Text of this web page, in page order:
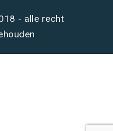
- alle recht